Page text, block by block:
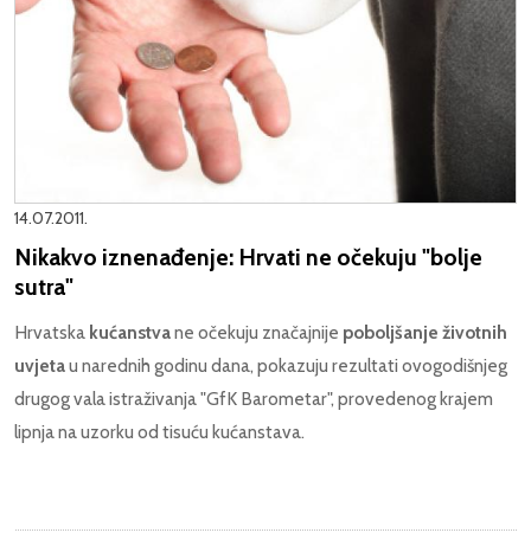
14.07.2011.
Nikakvo iznenađenje: Hrvati ne očekuju "bolje
sutra"
Hrvatska kućanstvane očekuju značajnije poboljšanje životnih
uvjetau narednih godinu dana, pokazuju rezultati ovogodišnjeg
drugog vala istraživanja "GfK Barometar", provedenog krajem
lipnja na uzorku od tisuću kućanstava.